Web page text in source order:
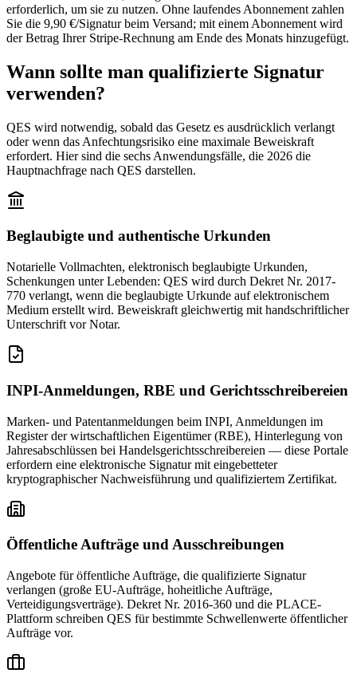
erforderlich, um sie zu nutzen. Ohne laufendes Abonnement zahlen
Sie die 9,90 €/Signatur beim Versand; mit einem Abonnement wird
der Betrag Ihrer Stripe-Rechnung am Ende des Monats hinzugefügt.
Wann sollte man qualifizierte Signatur
verwenden?
QES wird notwendig, sobald das Gesetz es ausdrücklich verlangt
oder wenn das Anfechtungsrisiko eine maximale Beweiskraft
erfordert. Hier sind die sechs Anwendungsfälle, die 2026 die
Hauptnachfrage nach QES darstellen.
Beglaubigte und authentische Urkunden
Notarielle Vollmachten, elektronisch beglaubigte Urkunden,
Schenkungen unter Lebenden: QES wird durch Dekret Nr. 2017-
770 verlangt, wenn die beglaubigte Urkunde auf elektronischem
Medium erstellt wird. Beweiskraft gleichwertig mit handschriftlicher
Unterschrift vor Notar.
INPI-Anmeldungen, RBE und Gerichtsschreibereien
Marken- und Patentanmeldungen beim INPI, Anmeldungen im
Register der wirtschaftlichen Eigentümer (RBE), Hinterlegung von
Jahresabschlüssen bei Handelsgerichtsschreibereien — diese Portale
erfordern eine elektronische Signatur mit eingebetteter
kryptographischer Nachweisführung und qualifiziertem Zertifikat.
Öffentliche Aufträge und Ausschreibungen
Angebote für öffentliche Aufträge, die qualifizierte Signatur
verlangen (große EU-Aufträge, hoheitliche Aufträge,
Verteidigungsverträge). Dekret Nr. 2016-360 und die PLACE-
Plattform schreiben QES für bestimmte Schwellenwerte öffentlicher
Aufträge vor.